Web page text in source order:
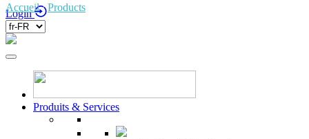
Login
Produits & Services
Accueil/Products